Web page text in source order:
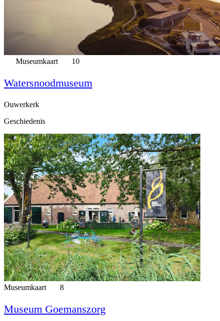
Museumkaart 10
Watersnoodmuseum
Ouwerkerk
Geschiedenis
Museumkaart 8
Museum Goemanszorg